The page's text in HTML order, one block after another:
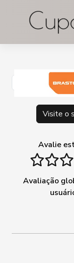
Visite o
Avalie
2
1
Avaliação